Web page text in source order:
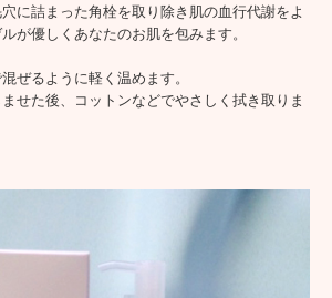
・クリーム
ク
に詰まった角栓を取り除き肌の血行代謝をよ
が優しくあなたのお肌を包みます。
ぜるように軽く温めます。
せた後、コットンなどでやさしく拭き取りま